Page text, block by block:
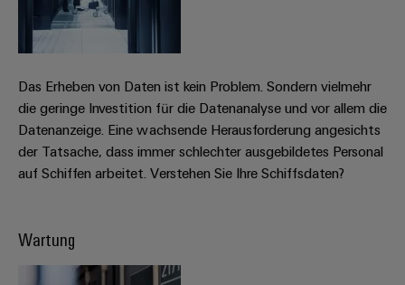
Das Erheben von Daten ist kein Problem. Sondern vielmehr
die geringe Investition für die Datenanalyse und vor allem die
Datenanzeige. Eine wachsende Herausforderung angesichts
der Tatsache, dass immer schlechter ausgebildetes Personal
auf Schiffen arbeitet. Verstehen Sie Ihre Schiffsdaten?
Wartung